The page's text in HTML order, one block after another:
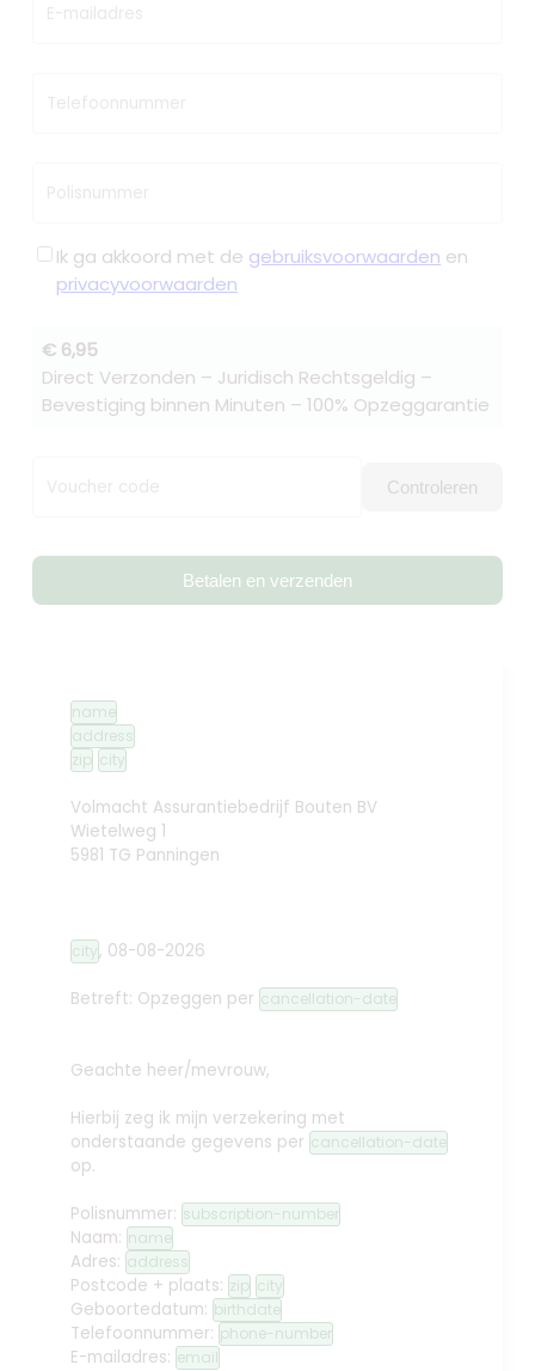
E-mailadres
Telefoonnummer
Polisnummer
Ik ga akkoord met de gebruiksvoorwaarden en
privacyvoorwaarden
€ 6,95
Direct Verzonden – Juridisch Rechtsgeldig –
Bevestiging binnen Minuten – 100% Opzeggarantie
Voucher code Controleren
Betalen en verzenden
name
address
zip city
Volmacht Assurantiebedrijf Bouten BV
Wietelweg 1
5981 TG Panningen
city, 08-08-2026
Betreft: Opzeggen per cancellation-date
Geachte heer/mevrouw,
Hierbij zeg ik mijn verzekering met
onderstaande gegevens per cancellation-date
op.
Polisnummer: subscription-number
Naam: name
Adres: address
Postcode + plaats: zip city
Geboortedatum: birthdate
Telefoonnummer: phone-number
E-mailadres: email